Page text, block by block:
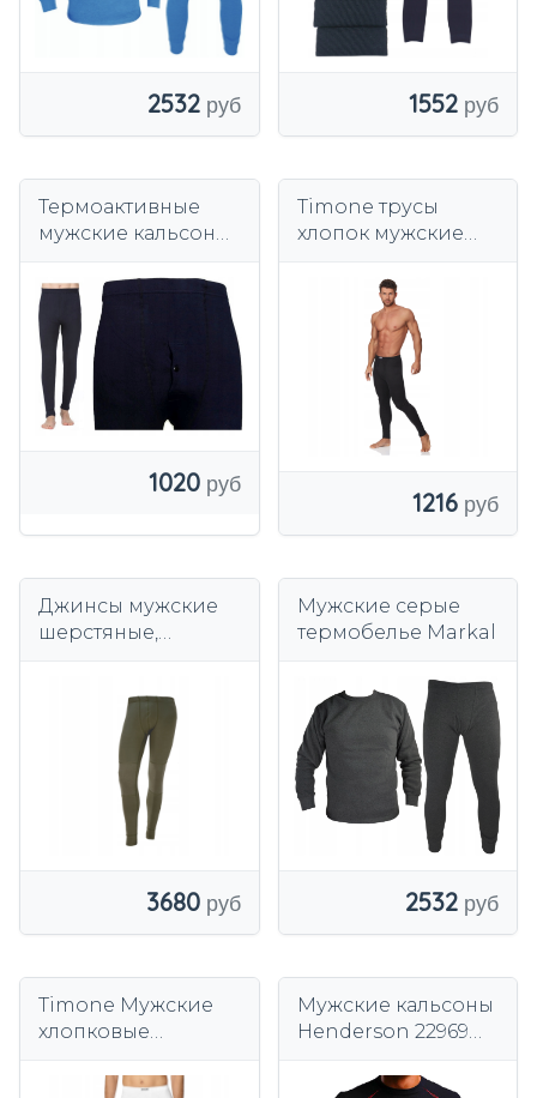
2532 1552
Термоактивные
мужские кальсоны
1020
Timone трусы
хлопок мужские
TI-SS-114
1216
Джинсы мужские
шерстяные,
3680
Мужские серые
термобелье Markal
2532
Timone Мужские
хлопковые
польский продукт
Мужские кальсоны
Henderson 22969